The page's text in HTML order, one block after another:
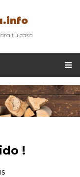
tu casa
!